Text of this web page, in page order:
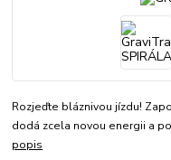
Rozjeďte bláznivou jízdu!
dodá zcela novou energii a
popis